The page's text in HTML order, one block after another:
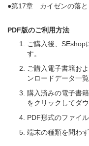
●第17章 カイゼンの落と
PDF版のご利用方法
ご購入後、SEshop
す。
ご購入電子書籍お
ンロードデータ一
購入済みの電子書
をクリックしてダ
PDF形式のファイ
端末の種類を問わ